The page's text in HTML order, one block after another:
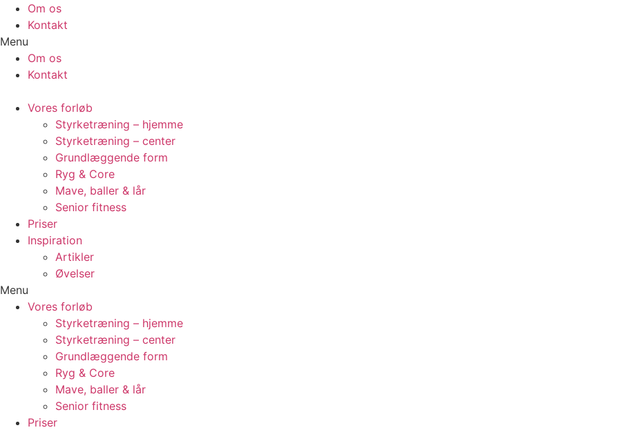
Videre
indhold
Om os
Kontakt
Menu
Om os
Kontakt
Vores forløb
Styrketræning – hjemme
Styrketræning – center
Grundlæggende form
Ryg & Core
Mave, baller & lår
Senior fitness
Priser
Inspiration
Artikler
Øvelser
Menu
Vores forløb
Styrketræning – hjemme
Styrketræning – center
Grundlæggende form
Ryg & Core
Mave, baller & lår
Senior fitness
Priser